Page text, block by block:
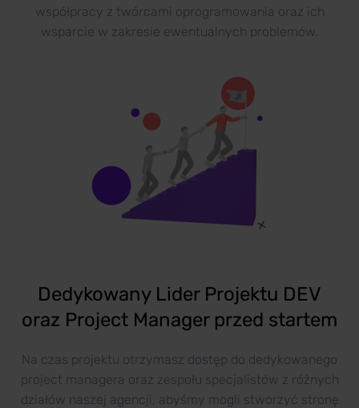
współpracy z twórcami oprogramowania oraz ich
wsparcie w zakresie ewentualnych problemów.
Dedykowany Lider Projektu DEV
oraz Project Manager przed startem
Na czas projektu otrzymasz dostęp do dedykowanego
project managera oraz zespołu specjalistów z różnych
działów naszej agencji, abyśmy mogli stworzyć stronę